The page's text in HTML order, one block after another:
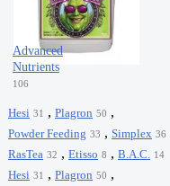
Advanced
Nutrients
106
Hesi 31 , Plagron 50 ,
Powder Feeding 33 , Simplex 36
RasTea 32 , Etisso 8 , B.A.C. 14
Hesi 31 , Plagron 50 ,